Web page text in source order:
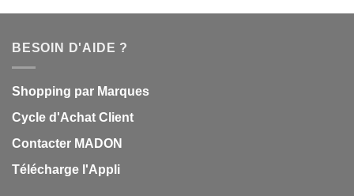
BESOIN D'AIDE ?
Shopping par Marques
Cycle d'Achat Client
Contacter MADON
Télécharge l'Appli